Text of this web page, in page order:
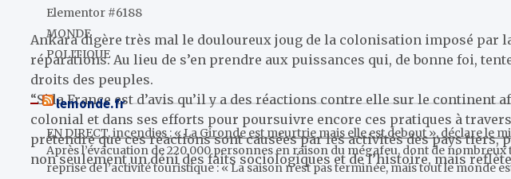
Ankara digère très mal le douloureux joug de la colonisation imposé par
réparations. Au lieu de s’en prendre aux puissances qui, de bonne foi,
droits des peuples.
“Si la France est d’avis qu’il y a des réactions contre elle sur le
colonial et dans ses efforts pour poursuivre encore ces pratiques à
prétendre que ces réactions sont causées par les activités des pays tiers,
non seulement un déni des faits sociologiques et de l’histoire, mais
Elementor #6188
MONDE
POLITIQUE
lemonde.fr
EN DIRECT, incendies : « La Gironde est meurtrie mais elle est debout », déclare le
Après l’évacuation de 220 000 personnes en raison du mégafeu, dont de
reprise de l’activité touristique : « La saison n’est pas terminée, mais tout le monde